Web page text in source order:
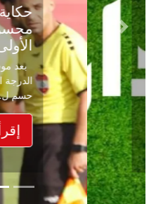
حكاية نجاح
محسن وتنتهي
الأولى
بعد موسم حافل
الدرجة الثانية، نجح
حسم ل...
إقرأ الخبر
Previous